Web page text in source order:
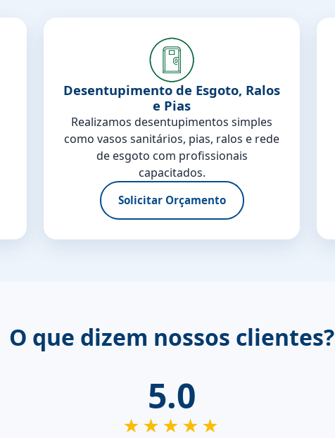
Desentupimento de Esgoto, Ralos
e Pias
Realizamos desentupimentos simples
como vasos sanitários, pias, ralos e rede
de esgoto com profissionais
capacitados.
Solicitar Orçamento
O que dizem nossos clientes?
5.0
★★★★★